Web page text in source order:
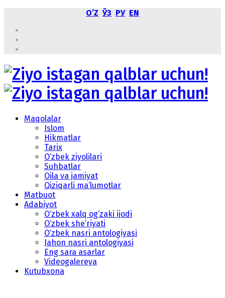
OʼZ ЎЗ РУ EN
Maqolalar
Islom
Hikmatlar
Tarix
O‘zbek ziyolilari
Suhbatlar
Oila va jamiyat
Qiziqarli ma’lumotlar
Matbuot
Adabiyot
O‘zbek xalq og‘zaki ijodi
O‘zbek she’riyati
O‘zbek nasri antologiyasi
Jahon nasri antologiyasi
Eng sara asarlar
Videogalereya
Kutubxona